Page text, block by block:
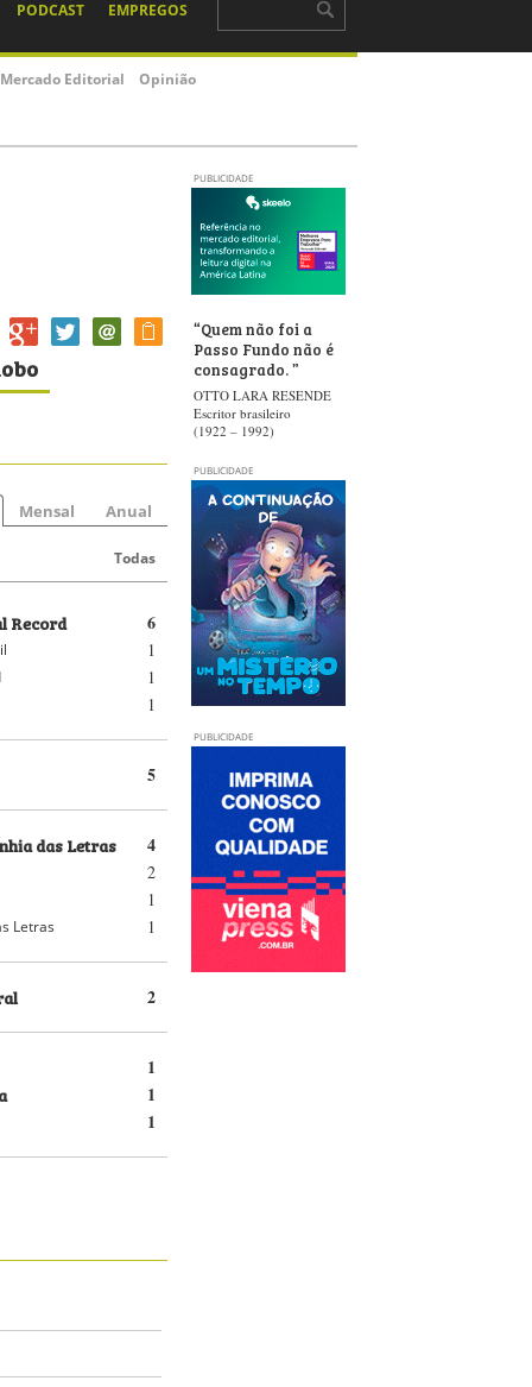
PODCAST EMPREGOS
Mercado Editorial Opinião
PUBLICIDADE
Mensal Anual
Todas
6
Record
1
1
1
5
4
das Letras
2
1
1
Letras
2
1
1
1
“Quem não foi a
Passo Fundo não é
consagrado.”
OTTO LARA RESENDE
Escritor brasileiro
(1922 – 1992)
PUBLICIDADE
PUBLICIDADE